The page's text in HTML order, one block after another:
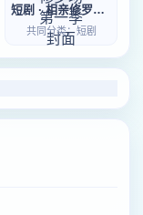
短剧 · 相亲修罗场第一季
共同分类：短剧